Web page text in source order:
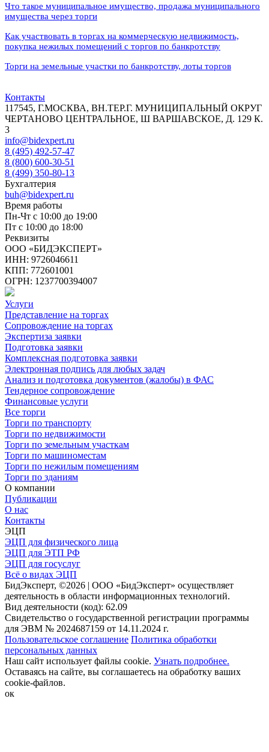
Что такое муниципальное имущество, продажа муниципального
имущества через торги
Как участвовать в торгах на коммерческую недвижимость,
покупка нежилых помещений с торгов по банкротству
Торги на земельные участки по банкротству, лоты торгов
Контакты
117545, Г.МОСКВА, ВН.ТЕР.Г. МУНИЦИПАЛЬНЫЙ ОКРУГ
ЧЕРТАНОВО ЦЕНТРАЛЬНОЕ, Ш ВАРШАВСКОЕ, Д. 129 К.
3
info@bidexpert.ru
8 (495) 492-57-47
8 (800) 600-30-51
8 (499) 350-80-13
Бухгалтерия
buh@bidexpert.ru
Время работы
Пн-Чт с 10:00 до 19:00
Пт с 10:00 до 18:00
Реквизиты
ООО «БИДЭКСПЕРТ»
ИНН: 9726046611
КПП: 772601001
ОГРН: 1237700394007
Услуги
Представление на торгах
Сопровождение на торгах
Экспертиза заявки
Подготовка заявки
Комплексная подготовка заявки
Электронная подпись для любых задач
Анализ и подготовка документов (жалобы) в ФАС
Тендерное сопровождение
Финансовые услуги
Все торги
Торги по транспорту
Торги по недвижимости
Торги по земельным участкам
Торги по машиноместам
Торги по нежилым помещениям
Торги по зданиям
О компании
Публикации
О нас
Контакты
ЭЦП
ЭЦП для физического лица
ЭЦП для ЭТП РФ
ЭЦП для госуслуг
Всё о видах ЭЦП
БидЭксперт, ©2026 | ООО «БидЭксперт» осуществляет
деятельность в области информационных технологий.
Вид деятельности (код): 62.09
Свидетельство о государственной регистрации программы
для ЭВМ № 2024687159 от 14.11.2024 г.
Пользовательское соглашение Политика обработки
персональных данных
Наш сайт использует файлы cookie. Узнать подробнее.
Оставаясь на сайте, вы соглашаетесь на обработку ваших
cookie-файлов.
ок